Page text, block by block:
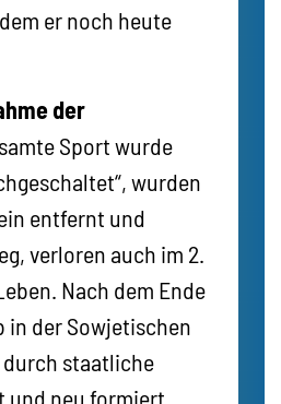
er noch heute
der
Sport wurde
wurden
entfernt und
verloren auch im 2.
Nach dem Ende
in der Sowjetischen
durch staatliche
und neu formiert.